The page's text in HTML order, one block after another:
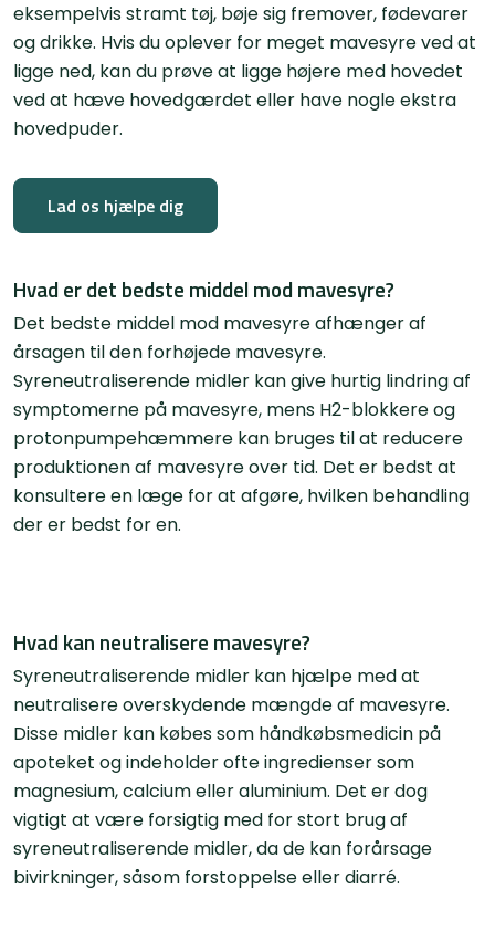
eksempelvis stramt tøj, bøje sig fremover, fødevarer
og drikke. Hvis du oplever for meget mavesyre ved at
ligge ned, kan du prøve at ligge højere med hovedet
ved at hæve hovedgærdet eller have nogle ekstra
hovedpuder.
Lad os hjælpe dig
Hvad er det bedste middel mod mavesyre?
Det bedste middel mod mavesyre afhænger af
årsagen til den forhøjede mavesyre.
Syreneutraliserende midler kan give hurtig lindring af
symptomerne på mavesyre, mens H2-blokkere og
protonpumpehæmmere kan bruges til at reducere
produktionen af mavesyre over tid. Det er bedst at
konsultere en læge for at afgøre, hvilken behandling
der er bedst for en.
Hvad kan neutralisere mavesyre?
Syreneutraliserende midler kan hjælpe med at
neutralisere overskydende mængde af mavesyre.
Disse midler kan købes som håndkøbsmedicin på
apoteket og indeholder ofte ingredienser som
magnesium, calcium eller aluminium. Det er dog
vigtigt at være forsigtig med for stort brug af
syreneutraliserende midler, da de kan forårsage
bivirkninger, såsom forstoppelse eller diarré.